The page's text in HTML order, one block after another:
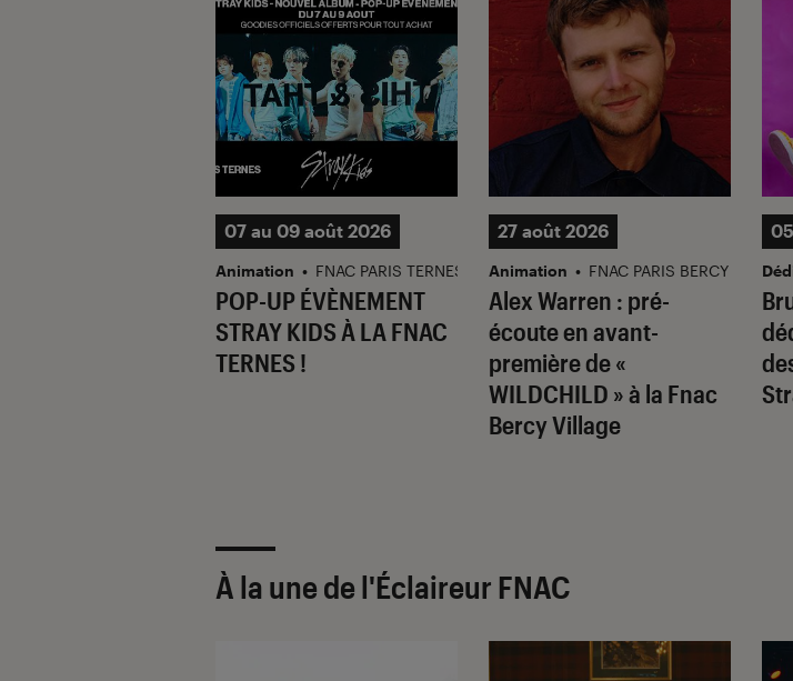
POP-UP ÉVÈNEMENT
STRAY KIDS À LA FNAC
TERNES !
07 au 09 août 2026
Animation • FNAC PARIS TERNES
Alex Warren : pré-
écoute en avant-
première de «
WILDCHILD » à la Fnac
Bercy Village
27 août 2026
Animation • FNAC PARIS BERCY
À la une de l'Éclaireur FNAC